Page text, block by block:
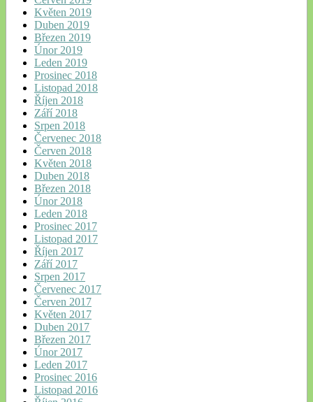
Květen 2019
Duben 2019
Březen 2019
Únor 2019
Leden 2019
Prosinec 2018
Listopad 2018
Říjen 2018
Září 2018
Srpen 2018
Červenec 2018
Červen 2018
Květen 2018
Duben 2018
Březen 2018
Únor 2018
Leden 2018
Prosinec 2017
Listopad 2017
Říjen 2017
Září 2017
Srpen 2017
Červenec 2017
Červen 2017
Květen 2017
Duben 2017
Březen 2017
Únor 2017
Leden 2017
Prosinec 2016
Listopad 2016